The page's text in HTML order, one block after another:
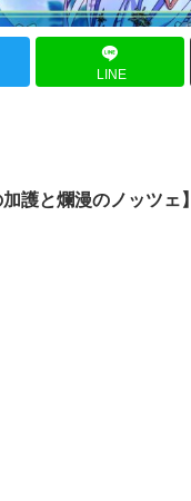
LINE
加護と爛漫のノッツェ】